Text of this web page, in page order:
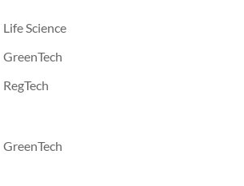
Life Science
GreenTech
RegTech
GreenTech